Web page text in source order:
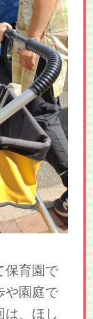
保育園で
や園庭で
は、ほし